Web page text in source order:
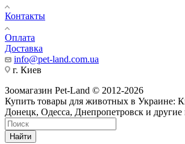
Контакты
Оплата
Доставка
info@pet-land.com.ua
г. Киев
Зоомагазин Pet-Land © 2012-2026
Купить товары для животных в Украине:
Донецк, Одесса, Днепропетровск и
Найти